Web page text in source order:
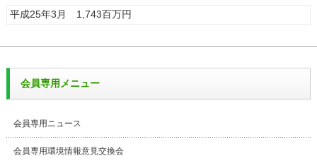
平成25年3月 1,743百万円
会員専用メニュー
会員専用ニュース
会員専用環境情報意見交換会